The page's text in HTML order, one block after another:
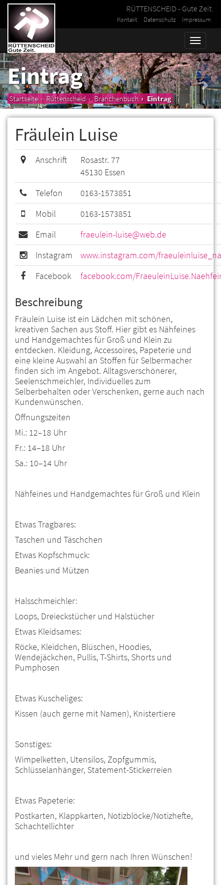
RÜTTENSCHEID - Gute Zeit.
Kontakt Datenschutz Impressum
Toggle
Eintrag
Startseite Rüttenscheid Branchenbuch Eintrag
Fräulein Luise
Anschrift
Rosastr. 77
45130 Essen
Telefon
0163-1573851
Mobil
0163-1573851
Email
fraeulein-luise@web.de
Instagram
www.instagram.com/
Facebook
facebook.com/
Beschreibung
Fräulein Luise ist ein Lädchen mit schönen,
kreativen Sachen aus Stoff. Hier gibt es Nähfeines
und Handgemachtes für Groß und Klein zu
entdecken. Kleidung, Accessoires, Papeterie und
eine kleine Auswahl an Stoffen für Selbermacher
finden sich im Angebot. Alltagsverschönerer,
Seelenschmeichler, Individuelles zum
Selberbehalten oder Verschenken, gerne auch nach
Kundenwünschen.
Öffnungszeiten
Mi.: 12–18 Uhr
Fr.: 14–18 Uhr
Sa.: 10–14 Uhr
Nähfeines und Handgemachtes für Groß und Klein
Etwas Tragbares:
Taschen und Täschchen
Etwas Kopfschmuck:
Beanies und Mützen
Halsschmeichler:
Loops, Dreieckstücher und Halstücher
Etwas Kleidsames:
Röcke, Kleidchen, Blüschen, Hoodies,
Wendejäckchen, Pullis, T-Shirts, Shorts und
Pumphosen
Etwas Kuscheliges:
Kissen (auch gerne mit Namen), Knistertiere
Sonstiges:
Wimpelketten, Utensilos, Zopfgummis,
Schlüsselanhänger, Statement-Stickerreien
Etwas Papeterie:
Postkarten, Klappkarten, Notizblöcke/Notizhefte,
Schachtellichter
und vieles Mehr und gern nach Ihren Wünschen!